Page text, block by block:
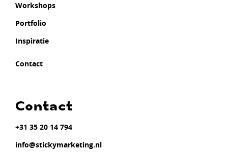
Workshops
Portfolio
Inspiratie
Contact
Contact
+31 35 20 14 794
info@stickymarketing.nl